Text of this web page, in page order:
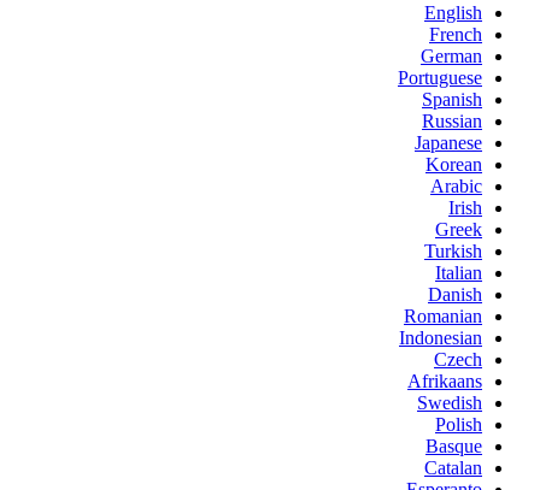
English
French
German
Portuguese
Spanish
Russian
Japanese
Korean
Arabic
Irish
Greek
Turkish
Italian
Danish
Romanian
Indonesian
Czech
Afrikaans
Swedish
Polish
Basque
Catalan